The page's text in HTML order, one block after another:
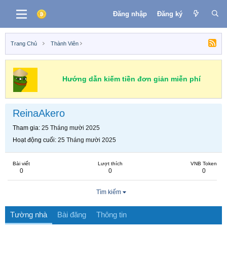
Đăng nhập Đăng ký
Trang Chủ Thành Viên
Hướng dẫn kiếm tiền đơn giản miễn phí
ReinaAkero
Tham gia 25 Tháng mười 2025
Hoạt động cuối 25 Tháng mười 2025
Bài viết
0
Lượt thích
0
VNB Token
0
Tìm kiếm
Tường nhà Bài đăng Thông tin